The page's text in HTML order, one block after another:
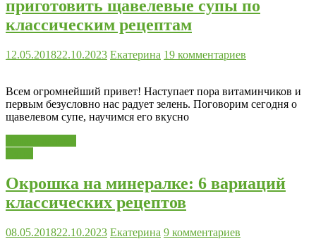
приготовить щавелевые супы по
классическим рецептам
12.05.201822.10.2023 Екатерина 19 комментариев
Всем огромнейший привет! Наступает пора витаминчиков и
первым безусловно нас радует зелень. Поговорим сегодня о
щавелевом супе, научимся его вкусно
Окрошка на минералке: 6 вариаций
классических рецептов
08.05.201822.10.2023 Екатерина 9 комментариев